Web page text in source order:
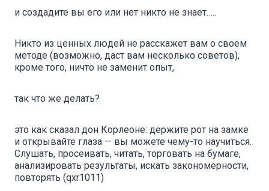
и создадите вы его или нет никто не знает…..
Никто из ценных людей не расскажет вам о своем
методе (возможно, даст вам несколько советов),
кроме того, ничто не заменит опыт,
так что же делать?
это как сказал дон Корлеоне: держите рот на замке
и открывайте глаза — вы можете чему-то научиться.
Слушать, просеивать, читать, торговать на бумаге,
анализировать результаты, искать закономерности,
повторять (qxr1011)